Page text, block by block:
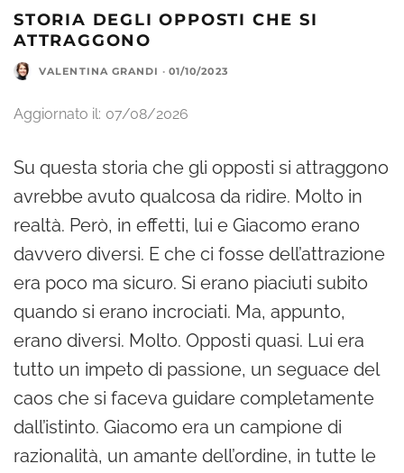
STORIA DEGLI OPPOSTI CHE SI
ATTRAGGONO
VALENTINA GRANDI · 01/10/2023
Aggiornato il: 07/08/2026
Su questa storia che gli opposti si attraggono
avrebbe avuto qualcosa da ridire. Molto in
realtà. Però, in effetti, lui e Giacomo erano
davvero diversi. E che ci fosse dell’attrazione
era poco ma sicuro. Si erano piaciuti subito
quando si erano incrociati. Ma, appunto,
erano diversi. Molto. Opposti quasi. Lui era
tutto un impeto di passione, un seguace del
caos che si faceva guidare completamente
dall’istinto. Giacomo era un campione di
razionalità, un amante dell’ordine, in tutte le